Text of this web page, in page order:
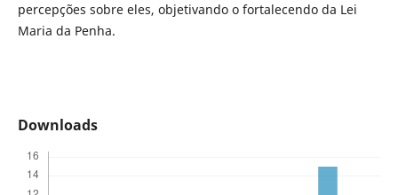
percepções sobre eles, objetivando o fortalecendo da Lei
Maria da Penha.
Downloads